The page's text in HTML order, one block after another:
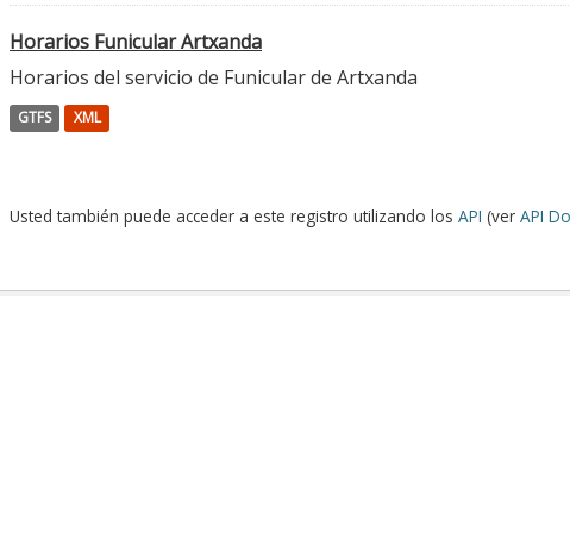
Horarios Funicular Artxanda
Horarios del servicio de Funicular de Artxanda
GTFS XML
Usted también puede acceder a este registro utilizando los API (ver API